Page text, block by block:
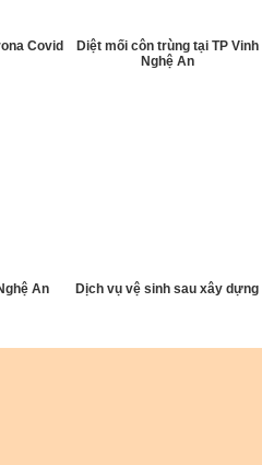
Covid
Diệt mối côn trùng tại TP Vinh
Nghệ An
An Dịch vụ vệ sinh sau xây dựng